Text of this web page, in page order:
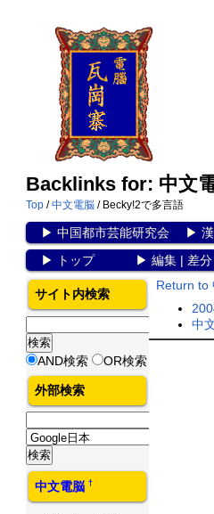
Backlinks for: 中文
Top /中文電脳 / Becky!2で多言語
▶ 中国都市芸能研究会▶
▶
トップ▶ 編集| 差分
Return to
中
サイト内検索
AND検索 OR検索
外部検索
中文電脳 †